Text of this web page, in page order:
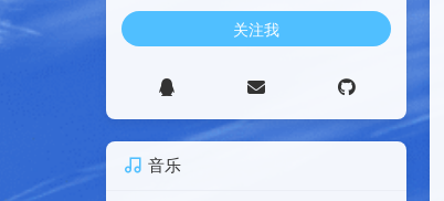
关注我
音乐